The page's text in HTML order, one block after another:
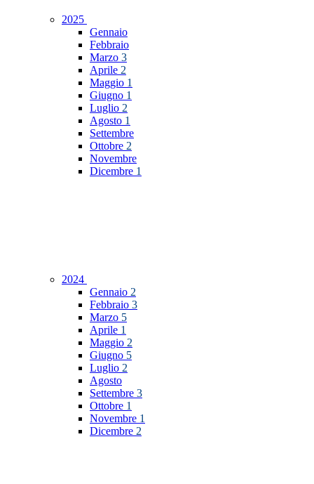
2025
Gennaio
Febbraio
Marzo 3
Aprile 2
Maggio 1
Giugno 1
Luglio 2
Agosto 1
Settembre
Ottobre 2
Novembre
Dicembre 1
2024
Gennaio 2
Febbraio 3
Marzo 5
Aprile 1
Maggio 2
Giugno 5
Luglio 2
Agosto
Settembre 3
Ottobre 1
Novembre 1
Dicembre 2